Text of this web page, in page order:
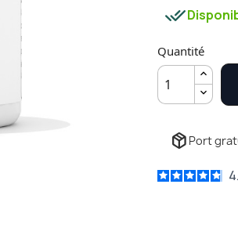
done_all
Quantité
package_2 Port